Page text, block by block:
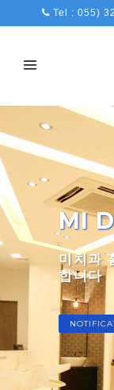
Tel : 055)
MI
미치과
합니다